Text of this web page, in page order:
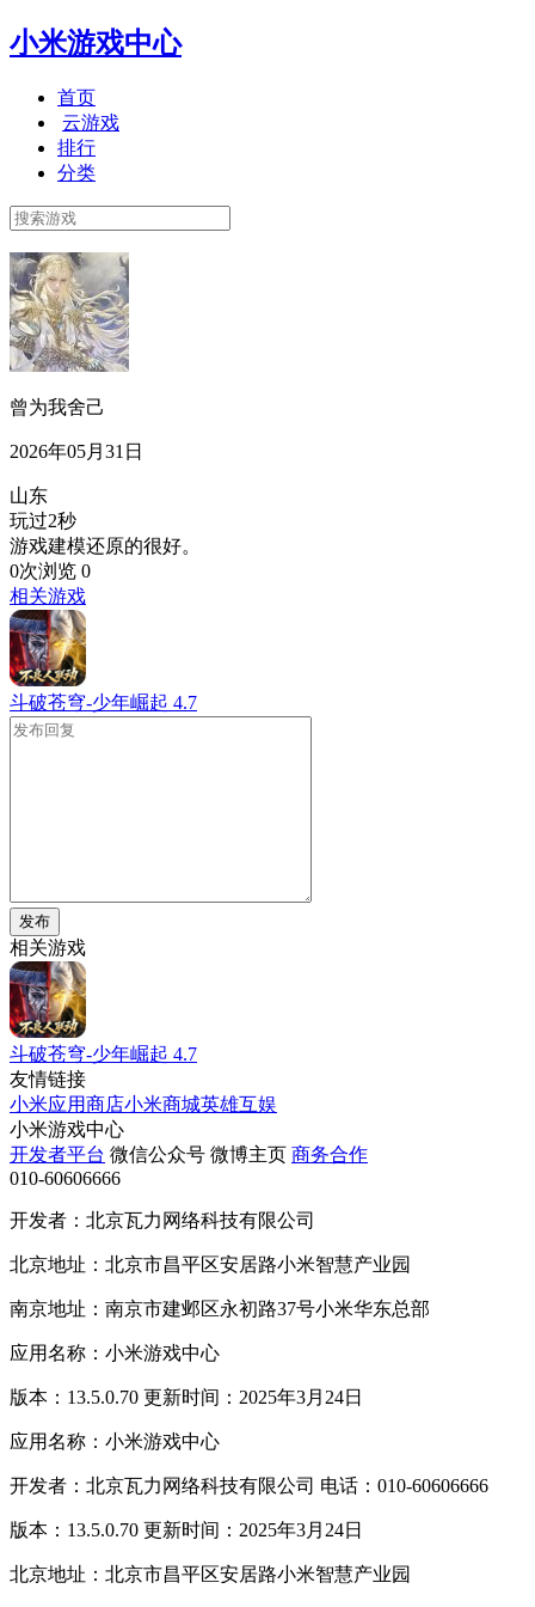
小米游戏中心
首页
云游戏
排行
分类
曾为我舍己
2026年05月31日
山东
玩过2秒
游戏建模还原的很好。
0次浏览 0
相关游戏
斗破苍穹-少年崛起 4.7
发布
相关游戏
斗破苍穹-少年崛起 4.7
友情链接
小米应用商店小米商城英雄互娱
小米游戏中心
开发者平台 微信公众号 微博主页 商务合作
010-60606666
开发者：北京瓦力网络科技有限公司
北京地址：北京市昌平区安居路小米智慧产业园
南京地址：南京市建邺区永初路37号小米华东总部
应用名称：小米游戏中心
版本：13.5.0.70 更新时间：2025年3月24日
应用名称：小米游戏中心
开发者：北京瓦力网络科技有限公司 电话：010-60606666
版本：13.5.0.70 更新时间：2025年3月24日
北京地址：北京市昌平区安居路小米智慧产业园